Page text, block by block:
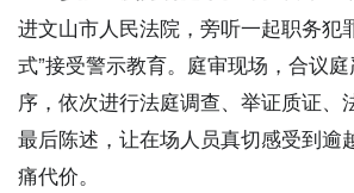
进文山市人民法院，旁听一起职务犯
式”接受警示教育。庭审现场，合议
序，依次进行法庭调查、举证质证、
最后陈述，让在场人员真切感受到逾
痛代价。